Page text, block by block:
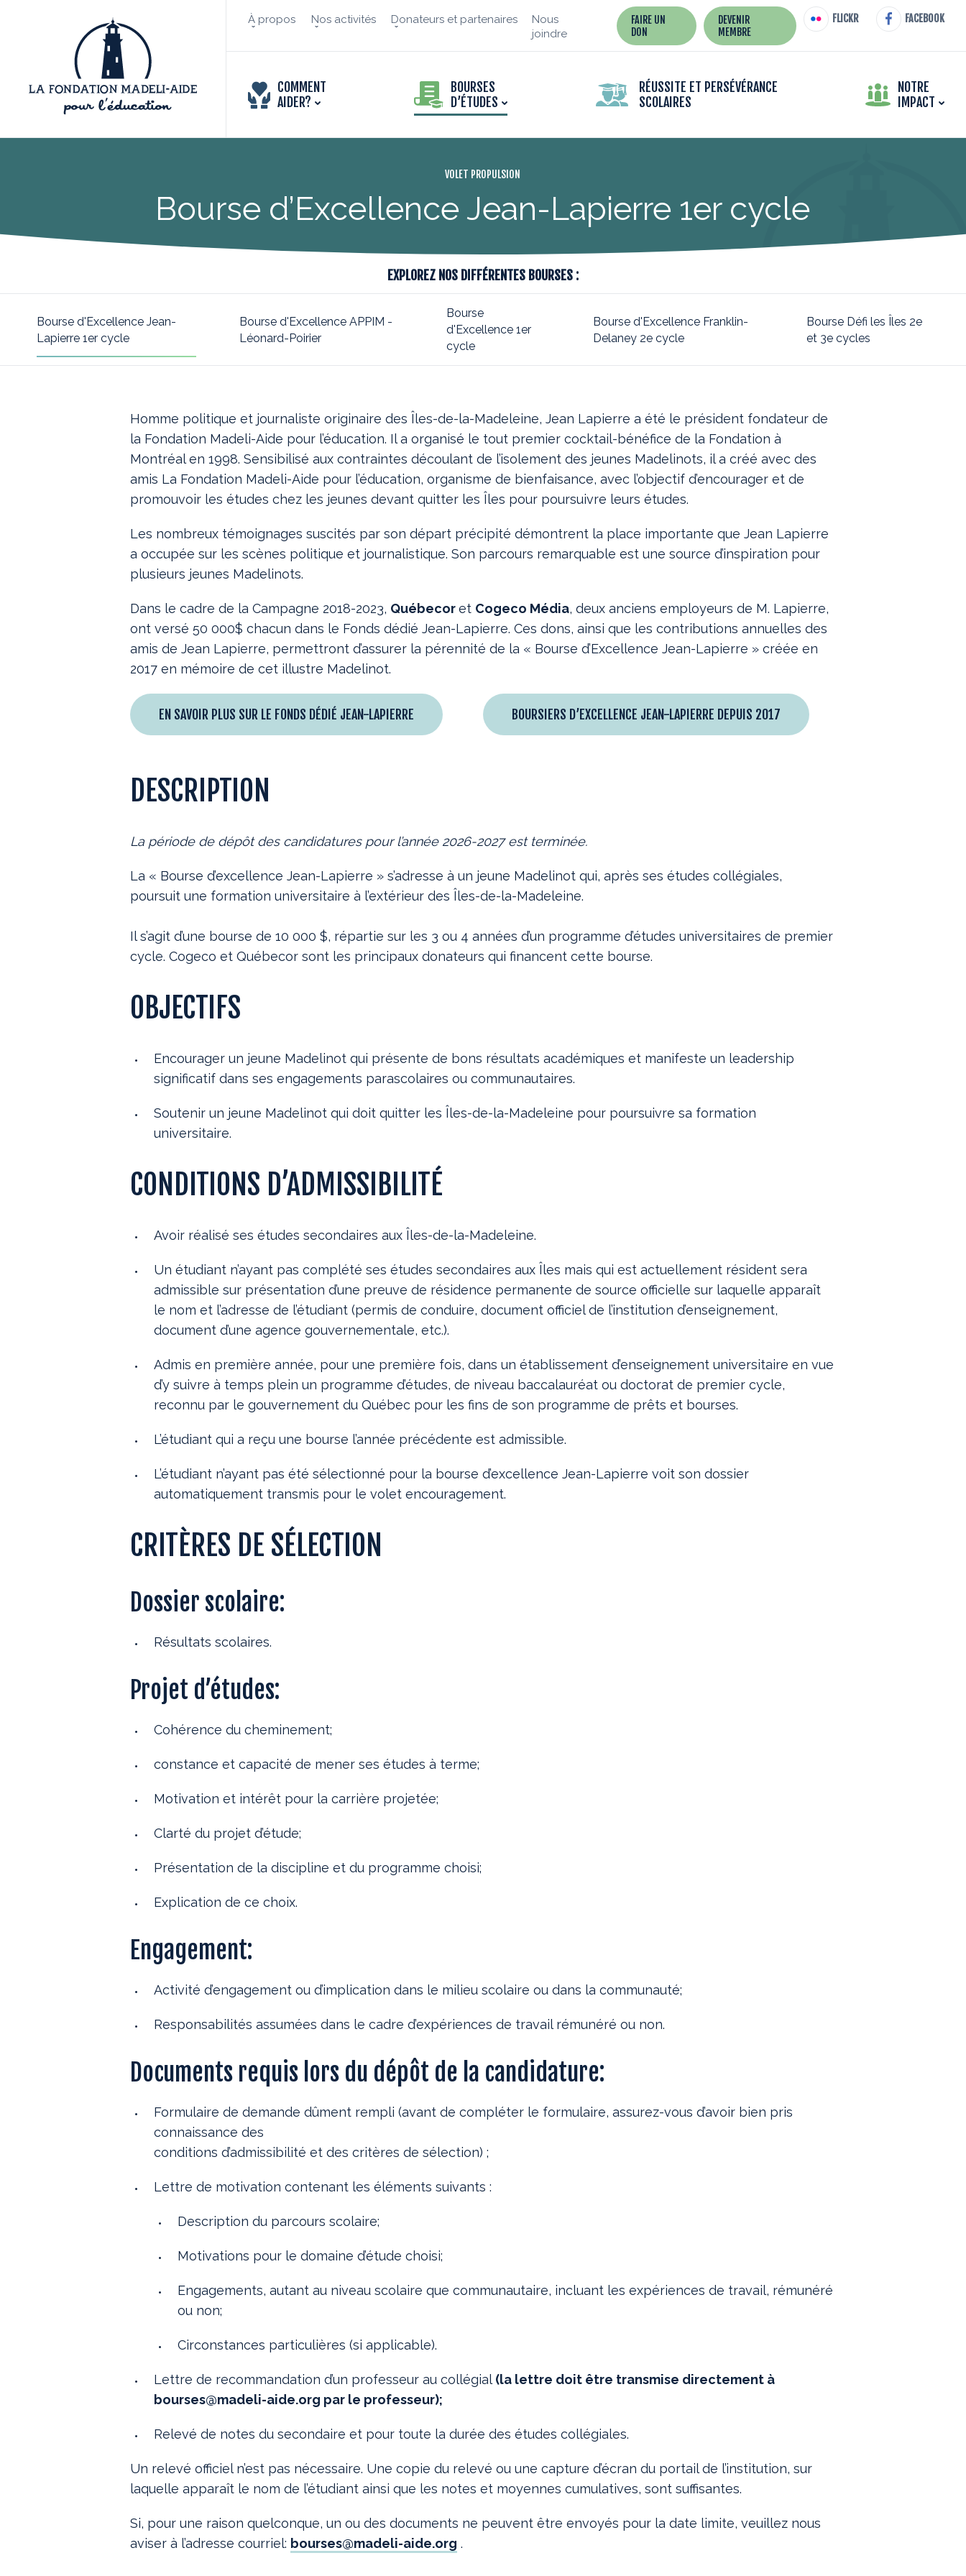
À propos Nos activités Donateurs et partenaires
Nous
joindre
FAIRE UN
DON
DEVENIR
MEMBRE
FLICKR FACEBOOK
COMMENT
AIDER?
BOURSES
D’ÉTUDES
RÉUSSITE ET PERSÉVÉRANCE
SCOLAIRES
NOTRE
IMPACT
VOLET PROPULSION
Bourse d’Excellence Jean-Lapierre 1er cycle
EXPLOREZ NOS DIFFÉRENTES BOURSES :
Bourse d'Excellence Jean-
Lapierre 1er cycle
Bourse d'Excellence APPIM -
Léonard-Poirier
Bourse
d'Excellence 1er
cycle
Bourse d'Excellence Franklin-
Delaney 2e cycle
Bourse Défi les Îles 2e
et 3e cycles
Homme politique et journaliste originaire des Îles-de-la-Madeleine, Jean Lapierre a été le président fondateur de
la Fondation Madeli-Aide pour l’éducation. Il a organisé le tout premier cocktail-bénéfice de la Fondation à
Montréal en 1998. Sensibilisé aux contraintes découlant de l’isolement des jeunes Madelinots, il a créé avec des
amis La Fondation Madeli-Aide pour l’éducation, organisme de bienfaisance, avec l’objectif d’encourager et de
promouvoir les études chez les jeunes devant quitter les Îles pour poursuivre leurs études.
Les nombreux témoignages suscités par son départ précipité démontrent la place importante que Jean Lapierre
a occupée sur les scènes politique et journalistique. Son parcours remarquable est une source d’inspiration pour
plusieurs jeunes Madelinots.
Dans le cadre de la Campagne 2018-2023, Québecoret Cogeco Média, deux anciens employeurs de M. Lapierre,
ont versé 50 000$ chacun dans le Fonds dédié Jean-Lapierre. Ces dons, ainsi que les contributions annuelles des
amis de Jean Lapierre, permettront d’assurer la pérennité de la « Bourse d’Excellence Jean-Lapierre » créée en
2017 en mémoire de cet illustre Madelinot.
EN SAVOIR PLUS SUR LE FONDS DÉDIÉ JEAN-LAPIERRE BOURSIERS D’EXCELLENCE JEAN-LAPIERRE DEPUIS 2017
DESCRIPTION
La période de dépôt des candidatures pour l’année 2026-2027 est terminée.
La « Bourse d’excellence Jean-Lapierre » s’adresse à un jeune Madelinot qui, après ses études collégiales,
poursuit une formation universitaire à l’extérieur des Îles-de-la-Madeleine.
Il s’agit d’une bourse de 10 000 $, répartie sur les 3 ou 4 années d’un programme d’études universitaires de premier
cycle. Cogeco et Québecor sont les principaux donateurs qui financent cette bourse.
OBJECTIFS
Encourager un jeune Madelinot qui présente de bons résultats académiques et manifeste un leadership
significatif dans ses engagements parascolaires ou communautaires.
Soutenir un jeune Madelinot qui doit quitter les Îles-de-la-Madeleine pour poursuivre sa formation
universitaire.
CONDITIONS D’ADMISSIBILITÉ
Avoir réalisé ses études secondaires aux Îles-de-la-Madeleine.
Un étudiant n’ayant pas complété ses études secondaires aux Îles mais qui est actuellement résident sera
admissible sur présentation d’une preuve de résidence permanente de source officielle sur laquelle apparaît
le nom et l’adresse de l’étudiant (permis de conduire, document officiel de l’institution d’enseignement,
document d’une agence gouvernementale, etc.).
Admis en première année, pour une première fois, dans un établissement d’enseignement universitaire en vue
d’y suivre à temps plein un programme d’études, de niveau baccalauréat ou doctorat de premier cycle,
reconnu par le gouvernement du Québec pour les fins de son programme de prêts et bourses.
L’étudiant qui a reçu une bourse l’année précédente est admissible.
L’étudiant n’ayant pas été sélectionné pour la bourse d’excellence Jean-Lapierre voit son dossier
automatiquement transmis pour le volet encouragement.
CRITÈRES DE SÉLECTION
Dossier scolaire:
Résultats scolaires.
Projet d’études:
Cohérence du cheminement;
constance et capacité de mener ses études à terme;
Motivation et intérêt pour la carrière projetée;
Clarté du projet d’étude;
Présentation de la discipline et du programme choisi;
Explication de ce choix.
Engagement:
Activité d’engagement ou d’implication dans le milieu scolaire ou dans la communauté;
Responsabilités assumées dans le cadre d’expériences de travail rémunéré ou non.
Documents requis lors du dépôt de la candidature:
Formulaire de demande dûment rempli (avant de compléter le formulaire, assurez-vous d’avoir bien pris
connaissance des
conditions d’admissibilité et des critères de sélection) ;
Lettre de motivation contenant les éléments suivants :
Description du parcours scolaire;
Motivations pour le domaine d’étude choisi;
Engagements, autant au niveau scolaire que communautaire, incluant les expériences de travail, rémunéré
ou non;
Circonstances particulières (si applicable).
Lettre de recommandation d’un professeur au collégial (la lettre doit être transmise directement à
bourses@madeli-aide.org par le professeur);
Relevé de notes du secondaire et pour toute la durée des études collégiales.
Un relevé officiel n’est pas nécessaire. Une copie du relevé ou une capture d’écran du portail de l’institution, sur
laquelle apparaît le nom de l’étudiant ainsi que les notes et moyennes cumulatives, sont suffisantes.
Si, pour une raison quelconque, un ou des documents ne peuvent être envoyés pour la date limite, veuillez nous
aviser à l’adresse courriel: bourses@madeli-aide.org .